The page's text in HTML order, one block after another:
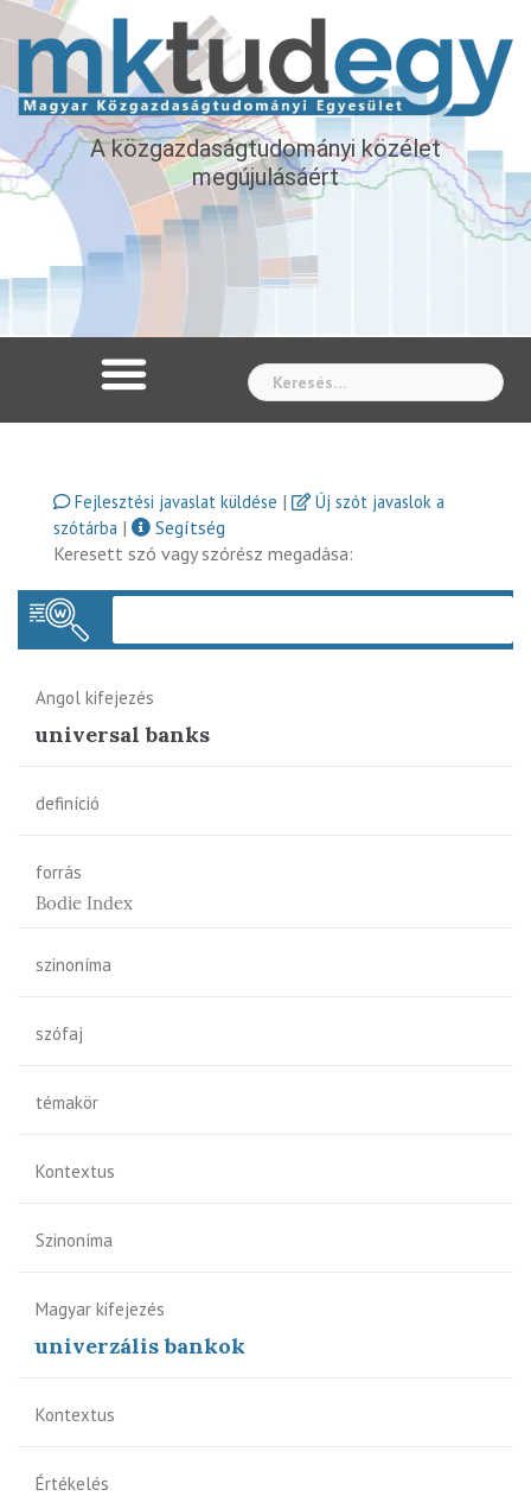
A közgazdaságtudományi közélet
megújulásáért
Fejlesztési javaslat küldése |
Új szót javaslok a
szótárba |
Segítség
Keresett szó vagy szórész megadása:
Angol kifejezés
universal banks
definíció
forrás
Bodie Index
szinoníma
szófaj
témakör
Kontextus
Szinoníma
Magyar kifejezés
univerzális bankok
Kontextus
Értékelés